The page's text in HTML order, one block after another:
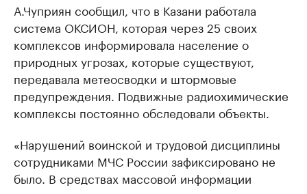
А.Чуприян сообщил, что в Казани работала
система ОКСИОН, которая через 25 своих
комплексов информировала население о
природных угрозах, которые существуют,
передавала метеосводки и штормовые
предупреждения. Подвижные радиохимические
комплексы постоянно обследовали объекты.
«Нарушений воинской и трудовой дисциплины
сотрудниками МЧС России зафиксировано не
было. В средствах массовой информации